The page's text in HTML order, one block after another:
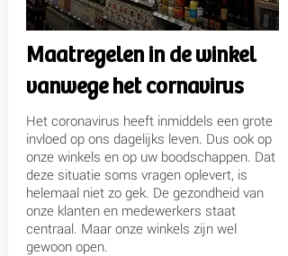
Maatregelen in de winkel
vanwege het cornavirus
Het coronavirus heeft inmiddels een grote
invloed op ons dagelijks leven. Dus ook op
onze winkels en op uw boodschappen. Dat
deze situatie soms vragen oplevert, is
helemaal niet zo gek. De gezondheid van
onze klanten en medewerkers staat
centraal. Maar onze winkels zijn wel
gewoon open.